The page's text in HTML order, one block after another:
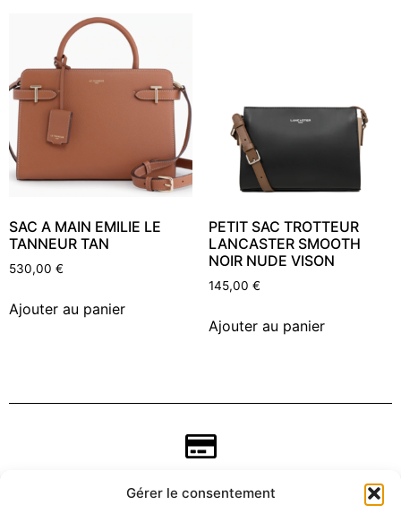
Gérer le consentement
SAC A MAIN EMILIE LE
TANNEUR TAN
530,00 €
Ajouter au panier
PETIT SAC TROTTEUR
LANCASTER SMOOTH
NOIR NUDE VISON
145,00 €
Ajouter au panier